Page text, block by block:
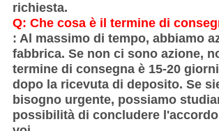
richiesta.
Q: Che cosa è il termine di
: Al massimo di tempo, abbiamo
fabbrica. Se non ci sono azione,
termine di consegna è 15-20
dopo la ricevuta di deposito. Se
bisogno urgente, possiamo
possibilità di concludere